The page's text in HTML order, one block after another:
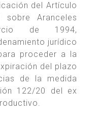
del Artículo
Aranceles
de 1994,
jurídico
proceder a la
del plazo
de la medida
122/20 del ex